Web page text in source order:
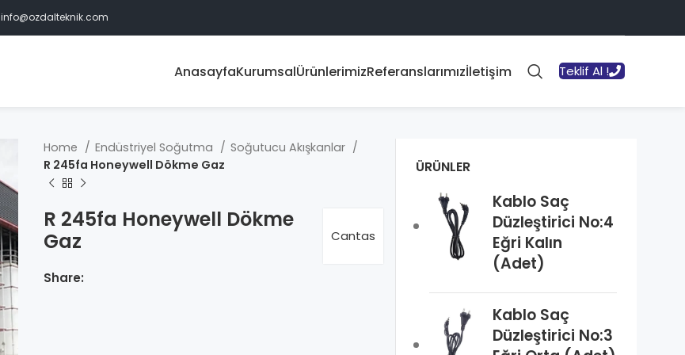
info@ozdalteknik.com
AnasayfaKurumsalÜrünlerimizReferanslarımızİletişim Teklif Al !
Home Endüstriyel Soğutma
Soğutucu Akışkanlar
R 245fa Honeywell Dökme Gaz
Cantas
R 245fa Honeywell Dökme
Gaz
Share:
ÜRÜNLER
Kablo Saç
Düzleştirici No:4
Eğri Kalın
(Adet)
Kablo Saç
Düzleştirici No:3